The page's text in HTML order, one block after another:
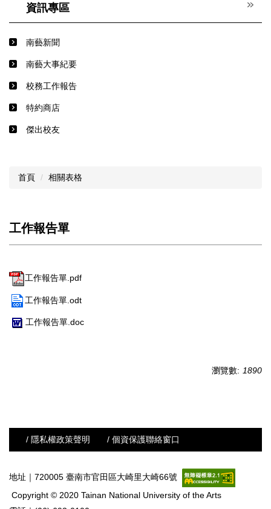
資訊專區
南藝新聞
南藝大事紀要
校務工作報告
特約商店
傑出校友
首頁 相關表格
工作報告單
工作報告單.pdf
工作報告單.odt
工作報告單.doc
瀏覽數: 1890
/ 隱私權政策聲明 / 個資保護聯絡窗口
地址｜720005 臺南市官田區大崎里大崎66號
Copyright © 2020 Tainan National University of the Arts